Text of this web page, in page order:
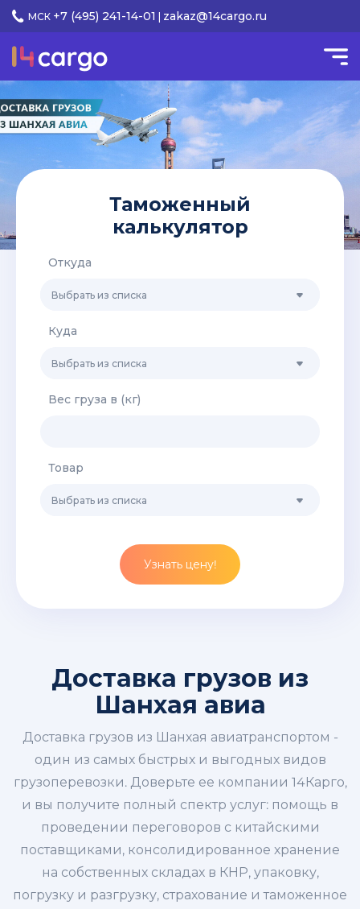
МСК +7 (495) 241-14-01 zakaz@14cargo.ru
Таможенный
калькулятор
Откуда
Выбрать из списка
Куда
Выбрать из списка
Вес груза в (кг)
Товар
Выбрать из списка
Узнать цену!
Доставка грузов из
Шанхая авиа
Доставка грузов из Шанхая авиатранспортом -
один из самых быстрых и выгодных видов
грузоперевозки. Доверьте ее компании 14Карго,
и вы получите полный спектр услуг: помощь в
проведении переговоров с китайскими
поставщиками, консолидированное хранение
на собственных складах в КНР, упаковку,
погрузку и разгрузку, страхование и таможенное